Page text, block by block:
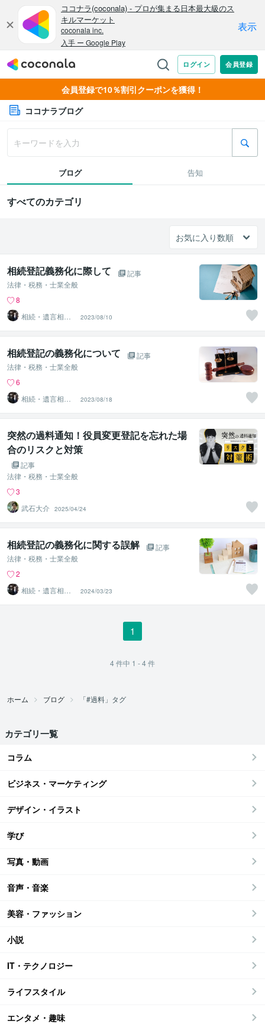
会員登録で10％割引クーポンを獲得！
ココナラブログ
ブログ 告知
すべてのカテゴリ
相続登記義務化に際して
記事
法律・税務・士業全般
8
相続・遺言相談
所
2023/08/10
相続登記の義務化について
記事
法律・税務・士業全般
6
相続・遺言相談
所
2023/08/18
突然の過料通知！役員変更登記を忘れた場
合のリスクと対策
記事
法律・税務・士業全般
3
武石大介 2025/04/24
相続登記の義務化に関する誤解
記事
法律・税務・士業全般
2
相続・遺言相談
所
2024/03/23
1
4件中 1 - 4件
ホーム ブログ 「#過料」タグ
カテゴリ一覧
コラム
ビジネス・マーケティング
デザイン・イラスト
学び
写真・動画
音声・音楽
美容・ファッション
小説
IT・テクノロジー
ライフスタイル
エンタメ・趣味